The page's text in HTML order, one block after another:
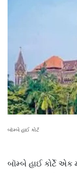
બૉમ્બે હાઈ કોર્ટ
બૉમ્બે હાઈ કોર્ટે એક